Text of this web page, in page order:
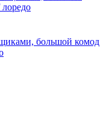
большой комод